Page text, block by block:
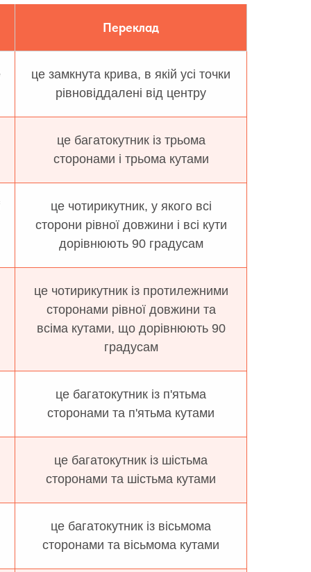
Переклад
це замкнута крива, в якій усі точки
рівновіддалені від центру
це багатокутник із трьома
сторонами і трьома кутами
це чотирикутник, у якого всі
сторони рівної довжини і всі кути
дорівнюють 90 градусам
це чотирикутник із протилежними
сторонами рівної довжини та
всіма кутами, що дорівнюють 90
градусам
це багатокутник із п'ятьма
сторонами та п'ятьма кутами
це багатокутник із шістьма
сторонами та шістьма кутами
це багатокутник із вісьмома
сторонами та вісьмома кутами